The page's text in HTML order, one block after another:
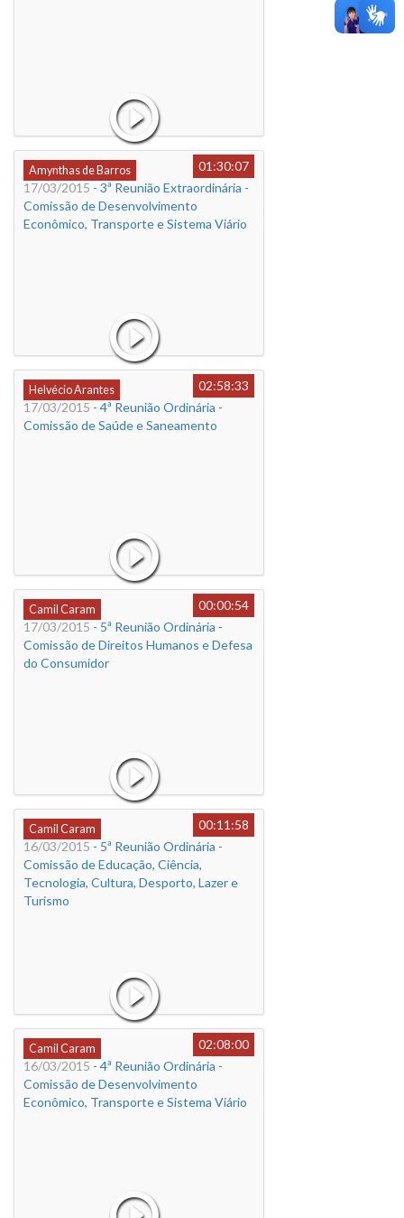
Amynthas de Barros
01:30:07
17/03/2015 - 3ª Reunião Extraordinária -
Comissão de Desenvolvimento
Econômico, Transporte e Sistema Viário
Helvécio Arantes
02:58:33
17/03/2015 - 4ª Reunião Ordinária -
Comissão de Saúde e Saneamento
Camil Caram
00:00:54
17/03/2015 - 5ª Reunião Ordinária -
Comissão de Direitos Humanos e Defesa
do Consumidor
Camil Caram
00:11:58
16/03/2015 - 5ª Reunião Ordinária -
Comissão de Educação, Ciência,
Tecnologia, Cultura, Desporto, Lazer e
Turismo
Camil Caram
02:08:00
16/03/2015 - 4ª Reunião Ordinária -
Comissão de Desenvolvimento
Econômico, Transporte e Sistema Viário